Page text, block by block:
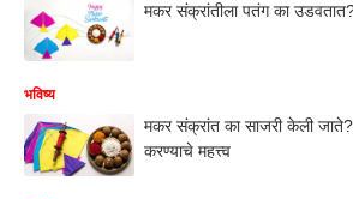
मकर संक्रांतीला पतंग का
भविष्य
मकर संक्रांत का साजरी केली जाते?
करण्याचे महत्त्व